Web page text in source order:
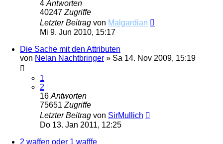
4 Antworten
40247 Zugriffe
Letzter Beitrag von Malgardian
Mi 9. Jun 2010, 15:17
Die Sache mit den Attributen
von Nelan Nachtbringer » Sa 14. Nov 2009, 15:19
1
2
16 Antworten
75651 Zugriffe
Letzter Beitrag von SirMullich
Do 13. Jan 2011, 12:25
2 waffen oder 1 wafffe